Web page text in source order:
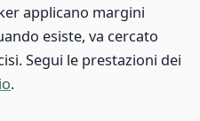
applicano margini
esiste, va cercato
Segui le prestazioni dei
.